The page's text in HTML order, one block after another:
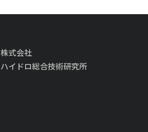
株式会社
ハイドロ総合技術研究所